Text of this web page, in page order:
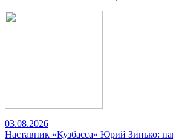
03.08.2026
Наставник «Кузбасса» Юрий Зинько: